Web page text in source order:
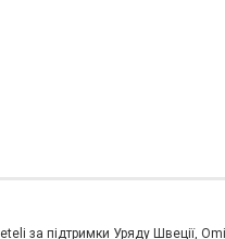
за підтримки Уряду Швеції,